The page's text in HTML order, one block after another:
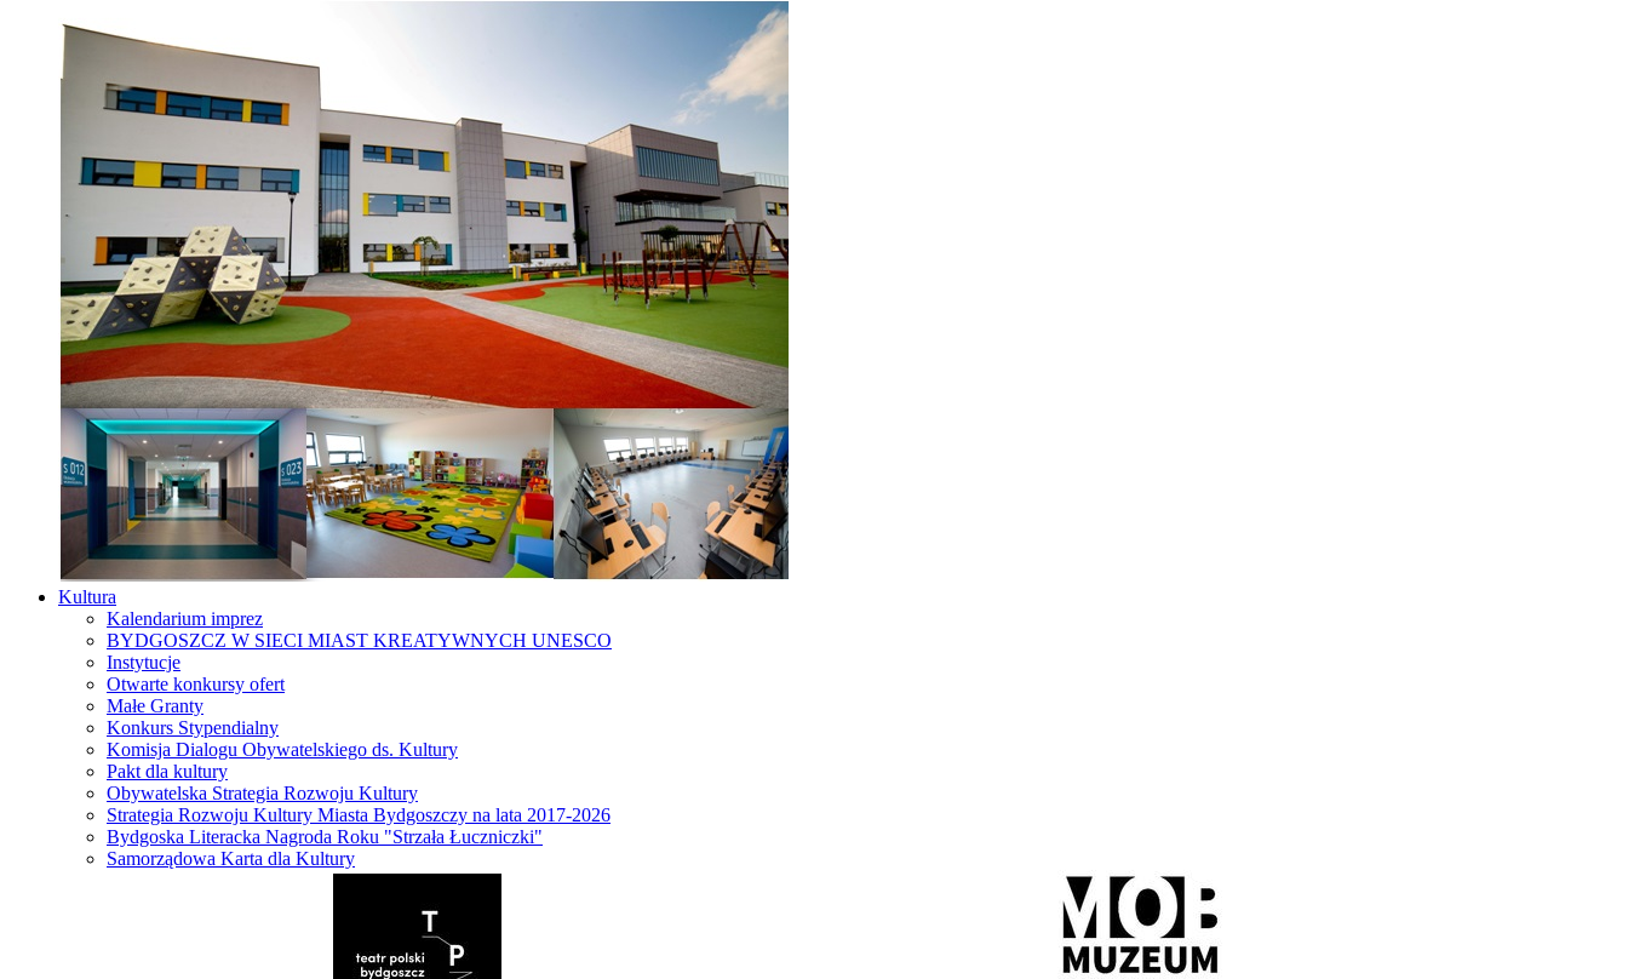
Kultura
Kalendarium imprez
BYDGOSZCZ W SIECI MIAST KREATYWNYCH UNESCO
Instytucje
Otwarte konkursy ofert
Małe Granty
Konkurs Stypendialny
Komisja Dialogu Obywatelskiego ds. Kultury
Pakt dla kultury
Obywatelska Strategia Rozwoju Kultury
Strategia Rozwoju Kultury Miasta Bydgoszczy na lata 2017-2026
Bydgoska Literacka Nagroda Roku "Strzała Łuczniczki"
Samorządowa Karta dla Kultury